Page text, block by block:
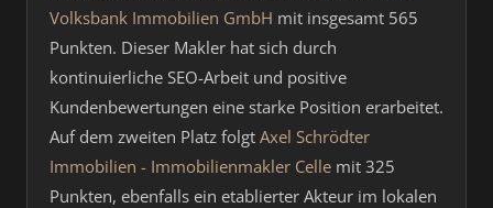
Volksbank Immobilien GmbH mit insgesamt 565
Punkten. Dieser Makler hat sich durch
kontinuierliche SEO-Arbeit und positive
Kundenbewertungen eine starke Position erarbeitet.
Auf dem zweiten Platz folgt Axel Schrödter
Immobilien - Immobilienmakler Celle mit 325
Punkten, ebenfalls ein etablierter Akteur im lokalen